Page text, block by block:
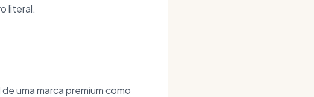
literal.
uma marca premium como